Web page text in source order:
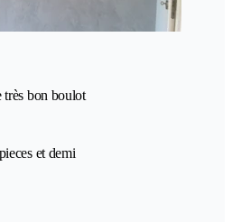
très bon boulot
et demi